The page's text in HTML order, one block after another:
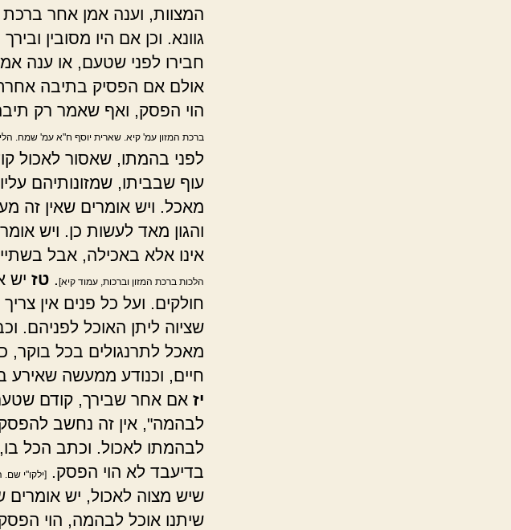
המצוות, וענה אמן אחר
גוונא. וכן אם היו מסובין
חבירו לפני שטעם, או ענה
אולם אם הפסיק בתיבה אחרת
הוי הפסק, ואף שאמר רק
ברכת המזון עמ' קיא. שארית יוסף ח"א עמ' שמח.
לפני בהמתו, שאסור לאכול
עוף שבביתו, שמזונותיהם
מאכל. ויש אומרים שאין זה
והגון מאד לעשות כן. ויש
אינו אלא באכילה, אבל
הלכות ברכת המזון וברכות, עמוד קיא] טז יש
חולקים. ועל כל פנים אין
שציוה ליתן האוכל לפניהם.
מאכל לתרנגולים בכל בוקר,
חיים, וכנודע ממעשה שאירע
יז אם אחר שבירך, קודם
לבהמה", אין זה נחשב
לבהמתו לאכול. וכתב הכל
בדיעבד לא הוי הפסק.
[ילקו"י
שיש מצוה לאכול, יש
שיתנו אוכל לבהמה, הוי